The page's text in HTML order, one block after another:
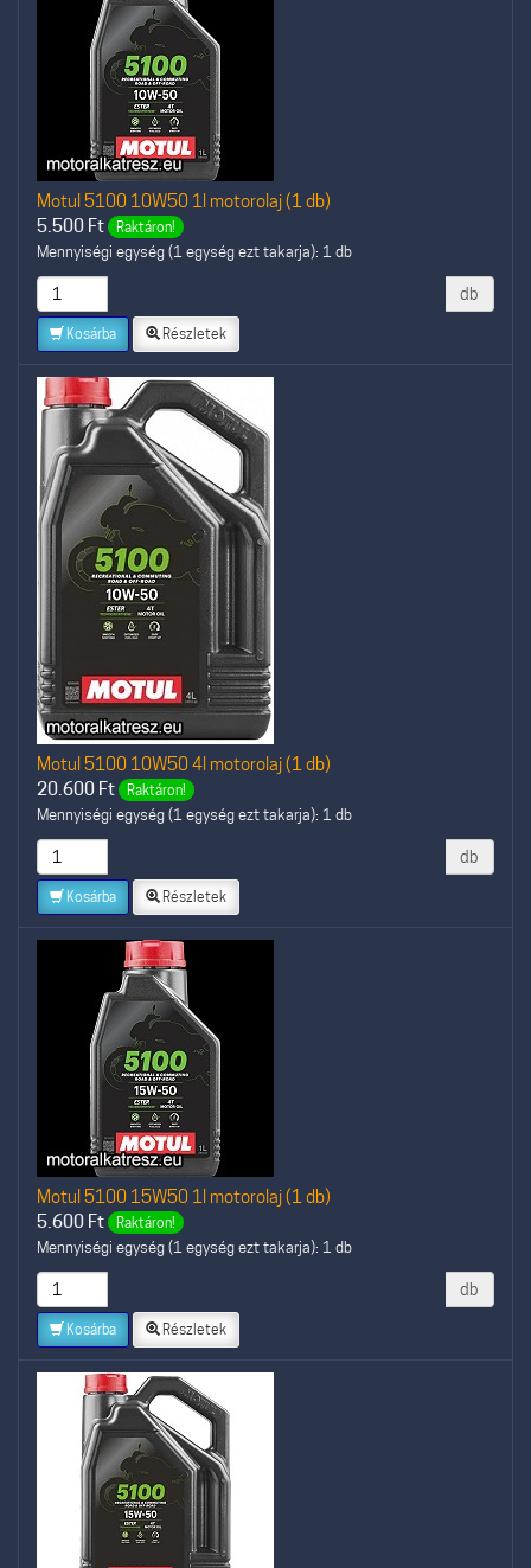
Motul 5100 10W50 1l motorolaj (1 db)
5.500 Ft Raktáron!
Mennyiségi egység (1 egység ezt takarja): 1 db
db
Kosárba Részletek
Motul 5100 10W50 4l motorolaj (1 db)
20.600 Ft Raktáron!
Mennyiségi egység (1 egység ezt takarja): 1 db
db
Kosárba Részletek
Motul 5100 15W50 1l motorolaj (1 db)
5.600 Ft Raktáron!
Mennyiségi egység (1 egység ezt takarja): 1 db
db
Kosárba Részletek